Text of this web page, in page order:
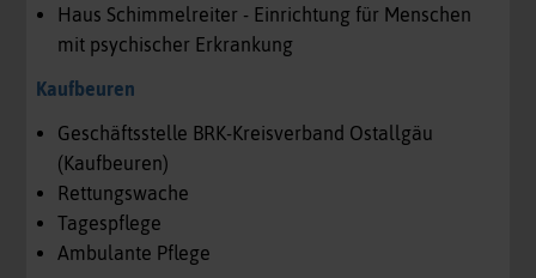
Haus Schimmelreiter - Einrichtung für Menschen
mit psychischer Erkrankung
Kaufbeuren
Geschäftsstelle BRK-Kreisverband Ostallgäu
(Kaufbeuren)
Rettungswache
Tagespflege
Ambulante Pflege